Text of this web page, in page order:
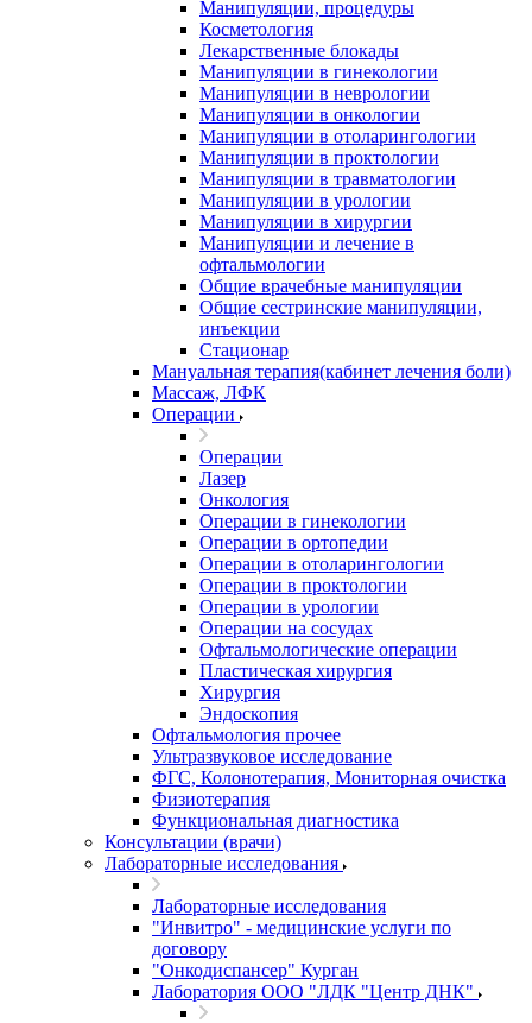
Манипуляции, процедуры
Косметология
Лекарственные блокады
Манипуляции в гинекологии
Манипуляции в неврологии
Манипуляции в онкологии
Манипуляции в отоларингологии
Манипуляции в проктологии
Манипуляции в травматологии
Манипуляции в урологии
Манипуляции в хирургии
Манипуляции и лечение в
офтальмологии
Общие врачебные манипуляции
Общие сестринские манипуляции,
инъекции
Стационар
Мануальная терапия(кабинет лечения боли)
Массаж, ЛФК
Операции
Операции
Лазер
Онкология
Операции в гинекологии
Операции в ортопедии
Операции в отоларингологии
Операции в проктологии
Операции в урологии
Операции на сосудах
Офтальмологические операции
Пластическая хирургия
Хирургия
Эндоскопия
Офтальмология прочее
Ультразвуковое исследование
ФГС, Колонотерапия, Мониторная очистка
Физиотерапия
Функциональная диагностика
Консультации (врачи)
Лабораторные исследования
Лабораторные исследования
"Инвитро" - медицинские услуги по
договору
"Онкодиспансер" Курган
Лаборатория ООО "ЛДК "Центр ДНК"